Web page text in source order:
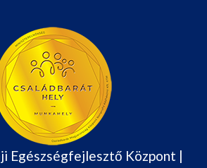
Egészségfejlesztő Központ |